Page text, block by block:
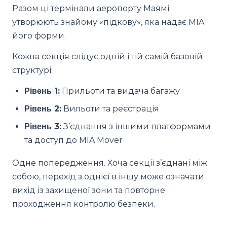
Разом ці термінали аеропорту Маямі
утворюють знайому «підкову», яка надає MIA
його форми.
Кожна секція слідує одній і тій самій базовій
структурі:
Рівень 1: Прильоти та видача багажу
Рівень 2: Вильоти та реєстрація
Рівень 3:З’єднання з іншими платформами
та доступ до MIA Mover
Одне попередження. Хоча секції з’єднані між
собою, перехід з однієї в іншу може означати
вихід із захищеної зони та повторне
проходження контролю безпеки.